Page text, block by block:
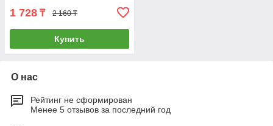
1 728 ₸ 2 160 ₸
Купить
О нас
Рейтинг не сформирован
Менее 5 отзывов за последний год